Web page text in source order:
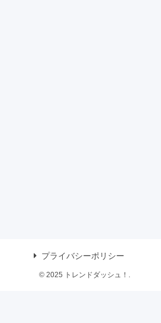
プライバシーポリシー
© 2025 トレンドダッシュ！.